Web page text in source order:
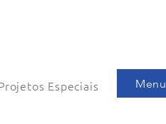
Especiais Menu